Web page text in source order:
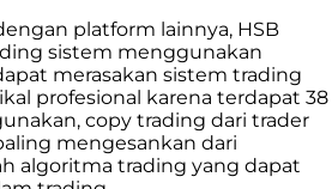
platform lainnya, HSB
sistem menggunakan
merasakan sistem trading
profesional karena terdapat 38
copy trading dari trader
mengesankan dari
algoritma trading yang dapat